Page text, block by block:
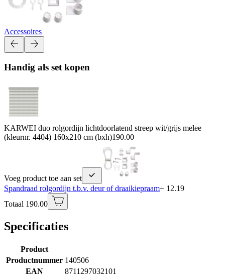
Accessoires
Handig als set kopen
KARWEI duo rolgordijn lichtdoorlatend streep wit/grijs melee
(kleurnr. 4404) 160x210 cm (bxh)190.00
Voeg product toe aan set
Spandraad rolgordijn t.b.v. deur of draaikiepraam+ 12.19
Totaal 190.00
Specificaties
Product
Productnummer 140506
EAN
8711297032101